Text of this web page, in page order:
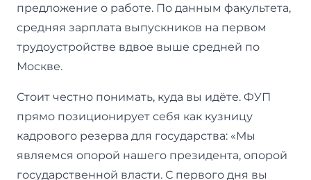
предложение о работе. По данным факультета,
средняя зарплата выпускников на первом
трудоустройстве вдвое выше средней по
Москве.
Стоит честно понимать, куда вы идёте. ФУП
прямо позиционирует себя как кузницу
кадрового резерва для государства: «Мы
являемся опорой нашего президента, опорой
государственной власти. С первого дня вы